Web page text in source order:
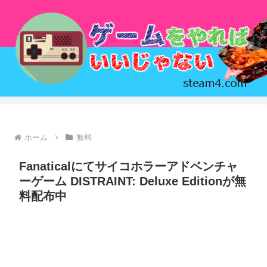
ホーム 無料
Fanaticalにてサイコホラーアドベンチャ
ーゲーム DISTRAINT: Deluxe Editionが無
料配布中